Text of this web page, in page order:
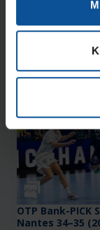
Megnézem az
További
Galéria
OTP Bank-PICK
Nantes 34–35